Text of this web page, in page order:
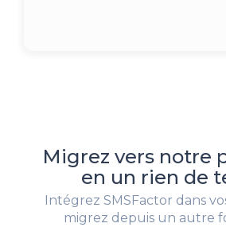
Migrez vers notre
en un rien de
Intégrez SMSFactor dans
migrez depuis un autre